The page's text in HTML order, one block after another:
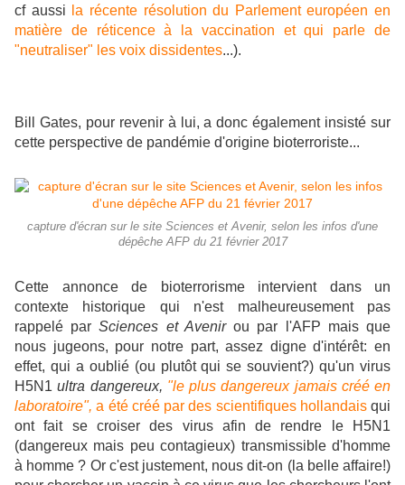
cf aussi
la récente résolution du Parlement européen en
matière de réticence à la vaccination et qui parle de
"neutraliser" les voix dissidentes...).
Bill Gates, pour revenir à lui, a donc également insisté sur
cette perspective de pandémie d'origine bioterroriste...
capture d'écran sur le site Sciences et Avenir, selon les infos d'une
dépêche AFP du 21 février 2017
Cette annonce de bioterrorisme intervient dans un
contexte historique qui n'est malheureusement pas
rappelé parSciences et Avenirou par l'AFP mais que
nous jugeons, pour notre part, assez digne d'intérêt: en
effet, qui a oublié (ou plutôt qui se souvient?) qu'un virus
H5N1ultra dangereux, "le plus dangereux jamais créé en
laboratoire", a été créé par des scientifiques hollandaisqui
ont fait se croiser des virus afin de rendre le H5N1
(dangereux mais peu contagieux) transmissible d'homme
à homme ? Or c'est justement, nous dit-on (la belle affaire!)